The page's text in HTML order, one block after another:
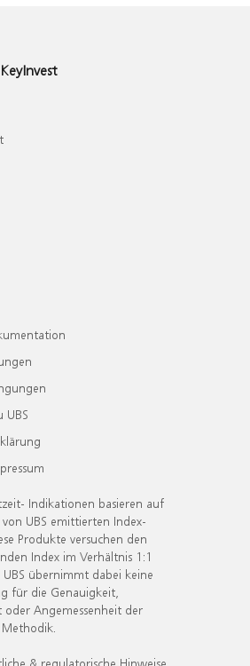
UBS
Indikationen basieren auf
UBS emittierten Index-
Produkte versuchen den
Index im Verhältnis 1:1
übernimmt dabei keine
für die Genauigkeit,
oder Angemessenheit der